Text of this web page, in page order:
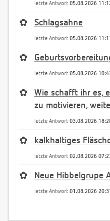
letzte Antwort 05.08.2026
✿ Schlagsahne
letzte Antwort 05.08.2026 11:11
✿
letzte Antwort 05.08.2026
✿
Wie schafft ihr es,
zu motivieren,
letzte Antwort 03.08.2026
✿ kalkhaltiges
letzte Antwort 02.08.2026
✿ Neue Hibbelgrupe
letzte Antwort 01.08.2026 20:31